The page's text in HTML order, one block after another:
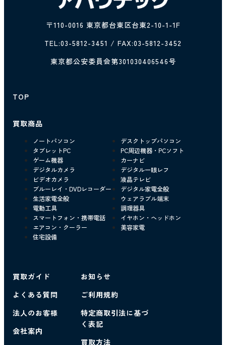
〒110-0016 東京都台東区台東2-10-1-1F
TEL:03-5812-3451 / FAX:03-5812-3452
東京都公安委員会第301030406546号
TOP
買取商品
ノートパソコン
デスクトップパソコン
タブレットPC
PC周辺機器・PCソフト
ゲーム機器
カーナビ
デジタルカメラ
デジタル一眼レフ
ビデオカメラ
液晶テレビ
ブルーレイ・DVDレコーダー
デジタル家電全般
生活家電全般
ウェアラブル端末
電動工具
調理器具
スマートフォン・携帯電話
イヤホン・ヘッドホン
エアコン・クーラー
美容家電
住宅設備
買取ガイド
よくある質問
法人のお客様
会社案内
お知らせ
ご利用規約
特定商取引法に基づ
く表記
買取方法